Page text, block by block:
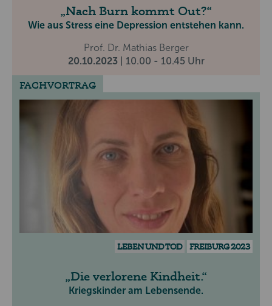
Nach Burn kommt Out?
Wie aus Stress eine Depression entstehen kann.
Prof. Dr. Mathias Berger
20.10.2023
| 10.00 - 10.45 Uhr
FACHVORTRAG
LEBEN UND TOD FREIBURG 2023
Die verlorene Kindheit.
Kriegskinder am Lebensende.